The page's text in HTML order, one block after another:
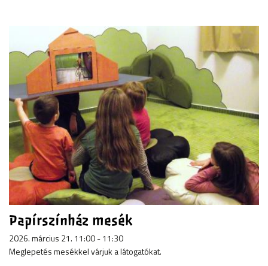
Papírszínház mesék
2026. március 21. 11:00 - 11:30
Meglepetés mesékkel várjuk a látogatókat.